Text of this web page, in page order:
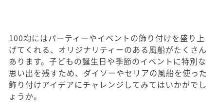
100均にはパーティーやイベントの飾り付けを盛り上
げてくれる、オリジナリティーのある風船がたくさん
あります。子どもの誕生日や季節のイベントに特別な
思い出を残すため、ダイソーやセリアの風船を使った
飾り付けアイデアにチャレンジしてみてはいかがでし
ょうか。